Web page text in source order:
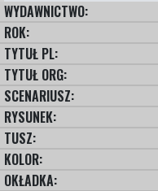
WYDAWNICTWO:
ROK:
TYTUŁ PL:
TYTUŁ ORG:
SCENARIUSZ:
RYSUNEK:
TUSZ:
KOLOR:
OKŁADKA: